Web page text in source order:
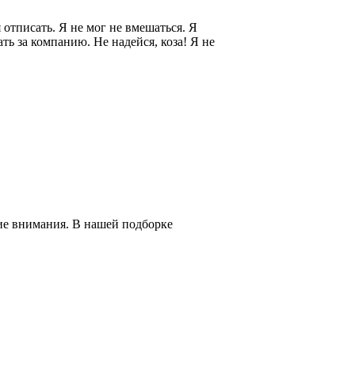
Я не мог не вмешаться. Я
за компанию. Не надейся, коза! Я не
внимания. В нашей подборке